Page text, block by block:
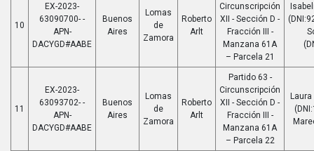
10
EX-2023-
63090700- -
APN-
DACYGD#AABE
Buenos
Aires
Lomas
de
Zamora
Roberto
Arlt
Circunscripción
XII - Sección D -
Fracción III -
Manzana 61A
– Parcela 21
11
EX-2023-
63093702- -
APN-
DACYGD#AABE
Buenos
Aires
Lomas
de
Zamora
Roberto
Arlt
Partido 63 -
Circunscripción
XII - Sección D -
Fracción III -
Manzana 61A
– Parcela 22
Laura